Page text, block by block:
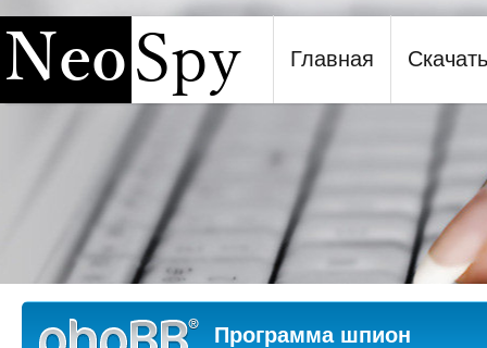
Программа шпион NeoSpy
Главная Скачать
Программа шпион